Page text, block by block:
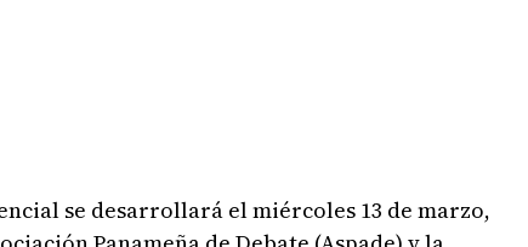
se desarrollará el miércoles 13 de marzo,